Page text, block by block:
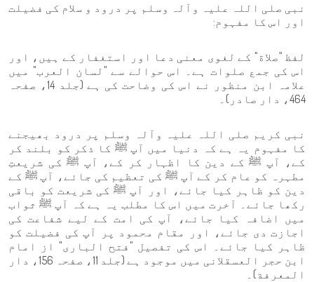
نبی صلی اللہ علیہ وآلہ وسلم پر درود و سلام کی فضیلت
اور اس کا مفہوم:
لفظ "صلاة" کے لغوی معنی دعا اور استغفار کے ہیں، اور
اس کی جمع صلوات ہے۔ اس حوالے سے "لسان العرب" میں
علامہ ابن منظور نے اس کی وضاحت کی ہے (جلد 14، صفحہ
464، دار صادر)۔
نبی کریم صلی اللہ علیہ وآلہ وسلم پر درود بھیجنے
کا مفہوم یہ ہے کہ دنیا میں آپ ﷺ کا ذکر کو بلند کر
کے، آپ ﷺ کے دین کا اظہار کر کے، آپ ﷺ کی شریعتِ
مطہرہ کو عام کر کے آپ ﷺ کی تعظیم کی جائے، آپ ﷺ کے
دین کو ظاہر کیا جائے، اور آپ ﷺ کی شریعت کو باقی
رکھا جائے۔ آخرت میں اس کا مطلب یہ ہے کہ آپ ﷺ ثواب
میں اضافہ کیا جائے، آپ کی امت کے لیے شفاعت کی
اجازت دی جائے، اور مقام محمود پر آپ کی فضیلت کو
ظاہر کیا جائے۔ اس کی تفصیل "فتح الباری" از امام
ابن حجر العسقلانی میں موجود ہے (جلد 11، صفحہ 156، دار
المعرفة)۔